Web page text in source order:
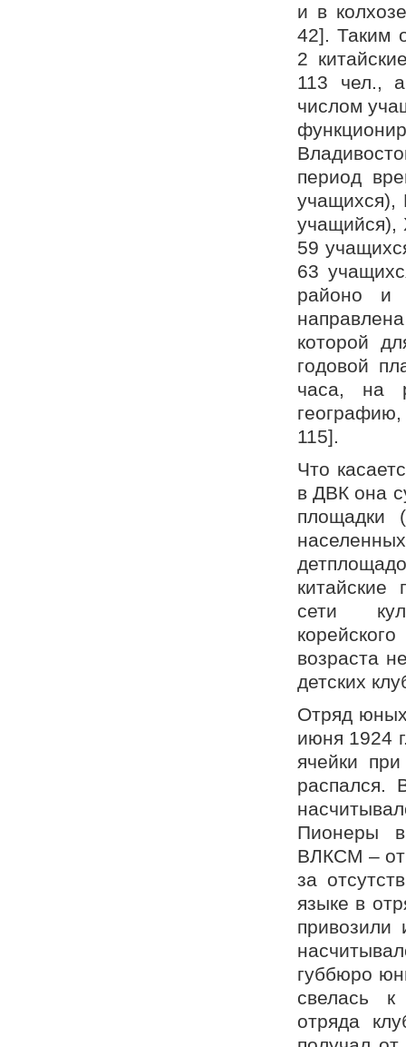
и в
42]. Таким
2
113 чел.,
числом
период
учащихся),
учащийся),
59
63
районо и
которой
годовой
часа, на
115].
Что
в ДВК она
площадки
сети
возраста
детских
Отряд
июня 1924
ячейки
распался.
Пионеры
ВЛКСМ – от
за
языке в
губбюро
свелась к
отряда